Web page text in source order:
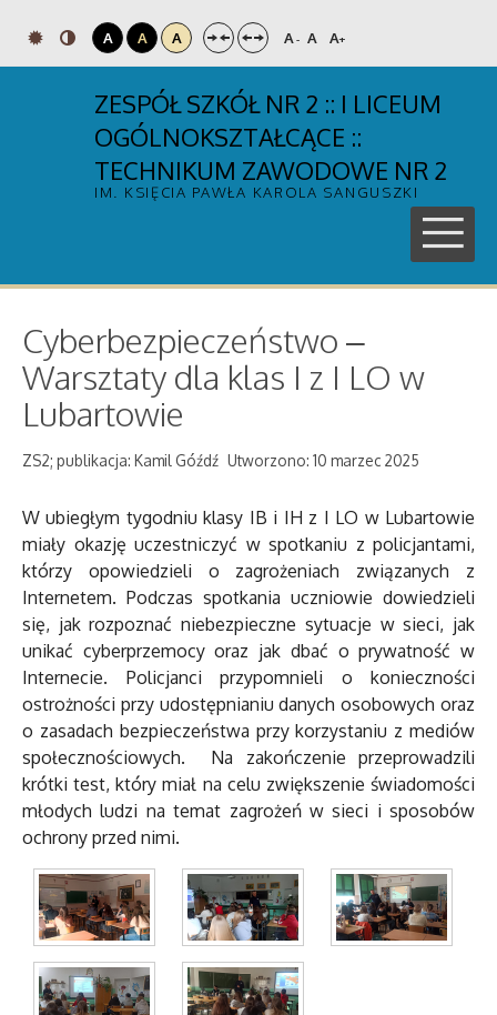
A A A A- A A+
ZESPÓŁ SZKÓŁ NR 2 :: I LICEUM
OGÓLNOKSZTAŁCĄCE ::
TECHNIKUM ZAWODOWE NR 2
IM. KSIĘCIA PAWŁA KAROLA SANGUSZKI
Cyberbezpieczeństwo –
Warsztaty dla klas I z I LO w
Lubartowie
ZS2; publikacja: Kamil Góźdź Utworzono: 10 marzec 2025
W ubiegłym tygodniu klasy IB i IH z I LO w Lubartowie
miały okazję uczestniczyć w spotkaniu z policjantami,
którzy opowiedzieli o zagrożeniach związanych z
Internetem. Podczas spotkania uczniowie dowiedzieli
się, jak rozpoznać niebezpieczne sytuacje w sieci, jak
unikać cyberprzemocy oraz jak dbać o prywatność w
Internecie. Policjanci przypomnieli o konieczności
ostrożności przy udostępnianiu danych osobowych oraz
o zasadach bezpieczeństwa przy korzystaniu z mediów
społecznościowych. Na zakończenie przeprowadzili
krótki test, który miał na celu zwiększenie świadomości
młodych ludzi na temat zagrożeń w sieci i sposobów
ochrony przed nimi.